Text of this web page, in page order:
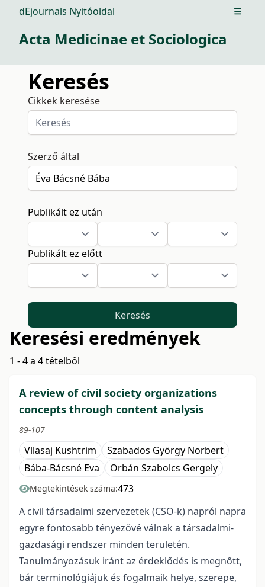
dEjournals Nyitóoldal Open
Acta Medicinae et Sociologica
Keresés
Cikkek keresése
Szerző által
Publikált ez után
Publikált ez előtt
Keresés
Keresési eredmények
1 - 4 a 4 tételből
A review of civil society organizations
concepts through content analysis
89-107
Vllasaj Kushtrim
Szabados György Norbert
Bába-Bácsné Eva
Orbán Szabolcs Gergely
Megtekintések száma:473
A civil társadalmi szervezetek (CSO-k) napról napra
egyre fontosabb tényezővé válnak a társadalmi-
gazdasági rendszer minden területén.
Tanulmányozásuk iránt az érdeklődés is megnőtt,
bár terminológiájuk és fogalmaik helye, szerepe,